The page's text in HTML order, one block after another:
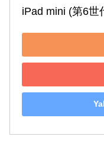
iPad mini (第6世